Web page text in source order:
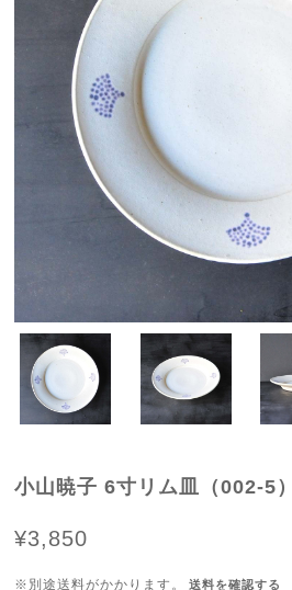
小山暁子 6寸リム皿（002-5）
¥3,850
※別途送料がかかります。 送料を確認する